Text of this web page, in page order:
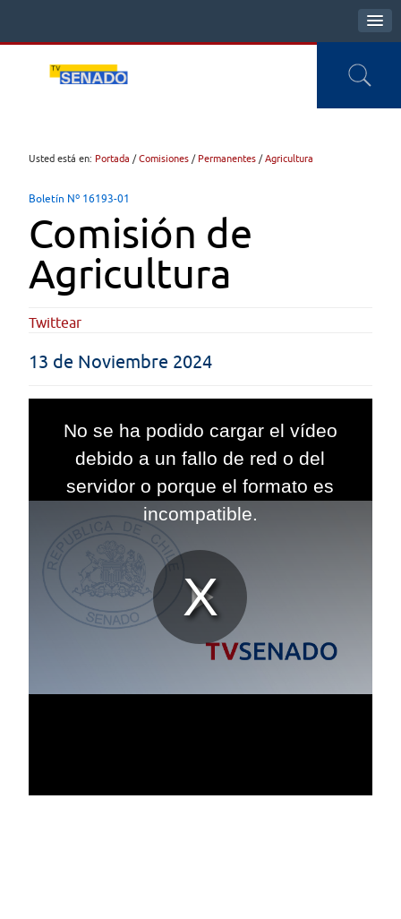
Usted está en: Portada /Comisiones / Permanentes /Agricultura
Boletín Nº 16193-01
Comisión de
Agricultura
Twittear
13 de Noviembre 2024
window.
No se ha podido cargar el vídeo
debido a un fallo de red o del
servidor o porque el formato es
incompatible.